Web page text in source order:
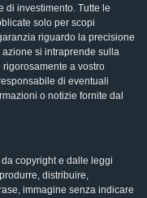
di investimento. Tutte le
solo per scopi
riguardo la precisione
si intraprende sulla
a vostro
di eventuali
o notizie fornite dal
copyright e dalle leggi
distribuire,
immagine senza indicare